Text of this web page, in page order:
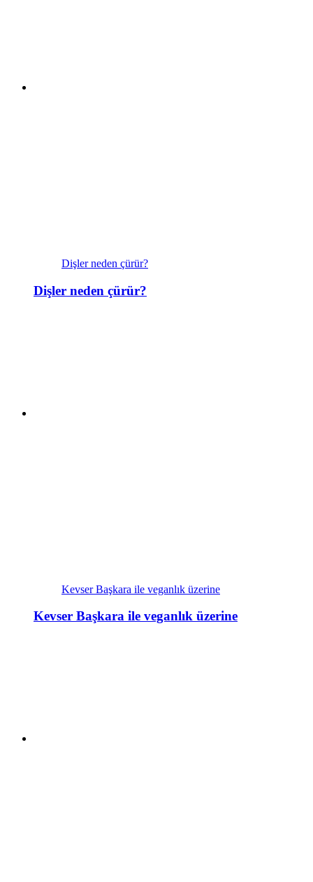
Dişler neden çürür?
Dişler neden çürür?
Kevser Başkara ile veganlık üzerine
Kevser Başkara ile veganlık üzerine